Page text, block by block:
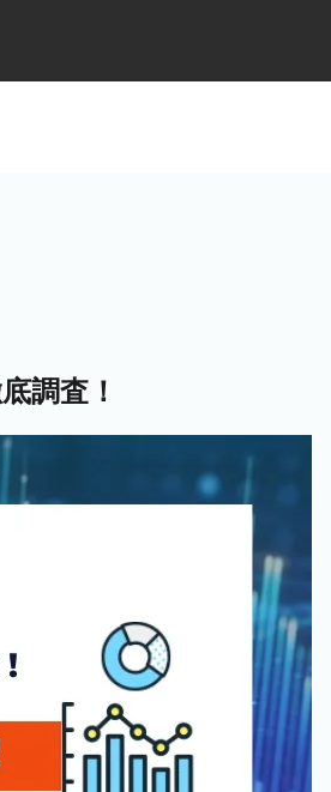
調査！